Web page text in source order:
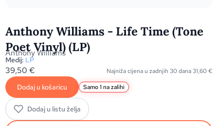
Anthony Williams - Life Time (Tone
Poet Vinyl) (LP)
Anthony Williams
Medij: LP
39,50€ Najniža cijena u zadnjih 30 dana31,60€
Dodaj u košaricu Samo 1 na zalihi
Dodaj u listu želja